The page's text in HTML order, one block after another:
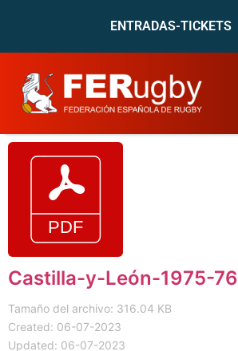
ENTRADAS-TICKETS
Castilla-y-León-1975-76
Tamaño del archivo: 316.04 KB
Created: 06-07-2023
Updated: 06-07-2023